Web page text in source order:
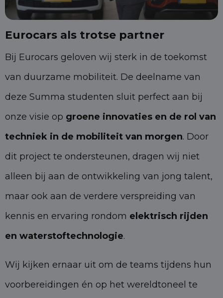
Eurocars als trotse partner
Bij Eurocars geloven wij sterk in de toekomst
van duurzame mobiliteit. De deelname van
deze Summa studenten sluit perfect aan bij
onze visie op groene innovaties en de rol van
techniek in de mobiliteit van morgen. Door
dit project te ondersteunen, dragen wij niet
alleen bij aan de ontwikkeling van jong talent,
maar ook aan de verdere verspreiding van
kennis en ervaring rondom elektrisch rijden
en waterstoftechnologie.
Wij kijken ernaar uit om de teams tijdens hun
voorbereidingen én op het wereldtoneel te